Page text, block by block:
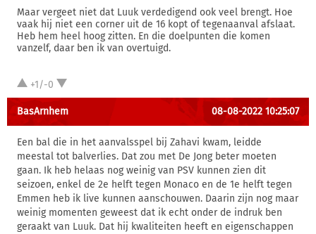
Maar vergeet niet dat Luuk verdedigend ook veel brengt. Hoe
vaak hij niet een corner uit de 16 kopt of tegenaanval afslaat.
Heb hem heel hoog zitten. En die doelpunten die komen
vanzelf, daar ben ik van overtuigd.
+1/-0
BasArnhem 08-08-2022 10:25:07
Een bal die in het aanvalsspel bij Zahavi kwam, leidde
meestal tot balverlies. Dat zou met De Jong beter moeten
gaan. Ik heb helaas nog weinig van PSV kunnen zien dit
seizoen, enkel de 2e helft tegen Monaco en de 1e helft tegen
Emmen heb ik live kunnen aanschouwen. Daarin zijn nog maar
weinig momenten geweest dat ik echt onder de indruk ben
geraakt van Luuk. Dat hij kwaliteiten heeft en eigenschappen